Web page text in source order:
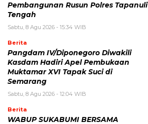
Pembangunan Rusun Polres Tapanuli
Tengah
Sabtu, 8 Agu 2026 - 15:34 WIB
Berita
Pangdam IV/Diponegoro Diwakili
Kasdam Hadiri Apel Pembukaan
Muktamar XVI Tapak Suci di
Semarang
Sabtu, 8 Agu 2026 - 12:04 WIB
Berita
WABUP SUKABUMI BERSAMA